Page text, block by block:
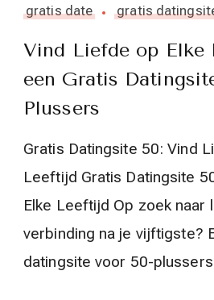
gratis date gratis
Vind Liefde op Elke
een Gratis
Plussers
Gratis Datingsite 50: Vind
Leeftijd Gratis Datingsite
Elke Leeftijd Op zoek naar
verbinding na je vijftigste?
datingsite voor 50-